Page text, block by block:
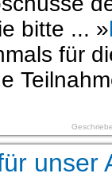
bitte ... »
für
unser